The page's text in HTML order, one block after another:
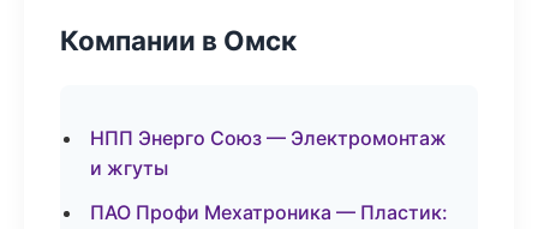
Компании в Омск
НПП Энерго Союз — Электромонтаж
и жгуты
ПАО Профи Мехатроника — Пластик: